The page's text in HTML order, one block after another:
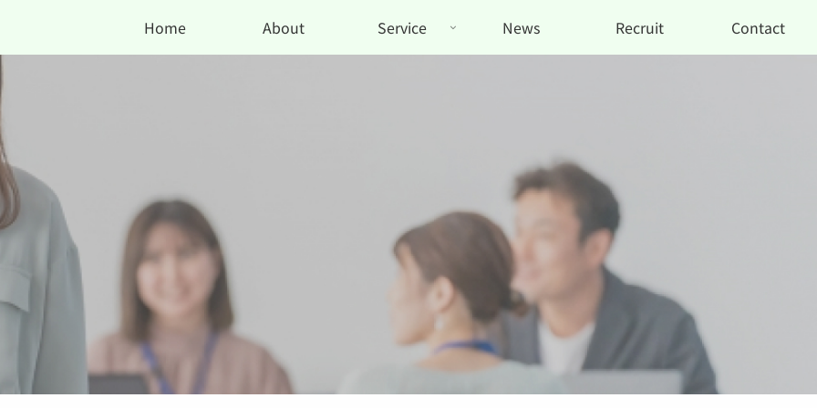
Home About Service News Recruit Contact